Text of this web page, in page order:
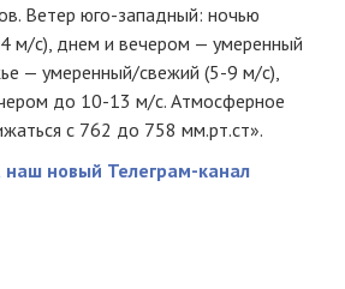
Ветер юго-западный: ночью
м/с), днем и вечером — умеренный
— умеренный/свежий (5-9 м/с),
до 10-13 м/с. Атмосферное
с 762 до 758 мм.рт.ст».
новый Телеграм-канал